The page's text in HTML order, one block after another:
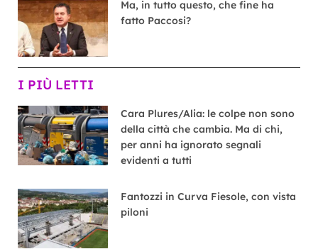
Ma, in tutto questo, che fine ha
fatto Paccosi?
I PIÙ LETTI
Cara Plures/Alia: le colpe non sono
della città che cambia. Ma di chi,
per anni ha ignorato segnali
evidenti a tutti
Fantozzi in Curva Fiesole, con vista
piloni